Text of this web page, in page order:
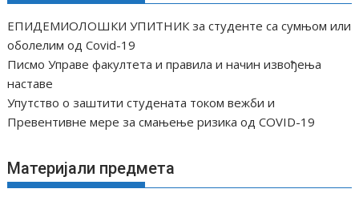
ЕПИДЕМИОЛОШКИ УПИТНИК за студенте са сумњом или
оболелим од Covid-19
Писмо Управе факултета и правила и начин извођења
наставе
Упутство о заштити студената током вежби и
Превентивне мере за смањење ризика од COVID-19
Материјали предмета